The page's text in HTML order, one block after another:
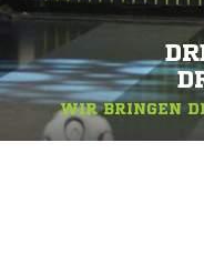
WIR BRINGEN